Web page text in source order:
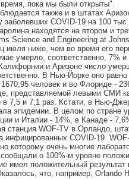
пока мы были открыты".
также и в штатах
COVID-19 на 100
находятся на втором и
Science and Engineering at
июля ниже, чем во время его
умерло, соответственно, 7%
и Аризоне число
В Нью-Йорке оно
человек и во Флориде -
представляемой левыми СМИ
7,5 и 7,1 раз. Кстати, в Нью-
эпидемии. В целом по стране
и Италии - 14%, в Канаде -
станция WOF-TV в Орландо,
инфицированных COVID-19.
которому очень многие
о 100%-м уровне
имел положительный результат
что, например, Orlando